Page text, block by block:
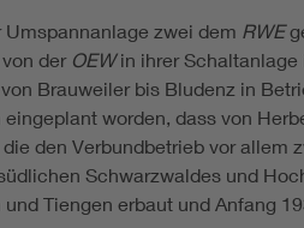
zwei dem RWE
der OEWin ihrer
Brauweiler bis Bludenz in
worden, dass von
den Verbundbetrieb vor
Schwarzwaldes und
Tiengen erbaut und Anfang